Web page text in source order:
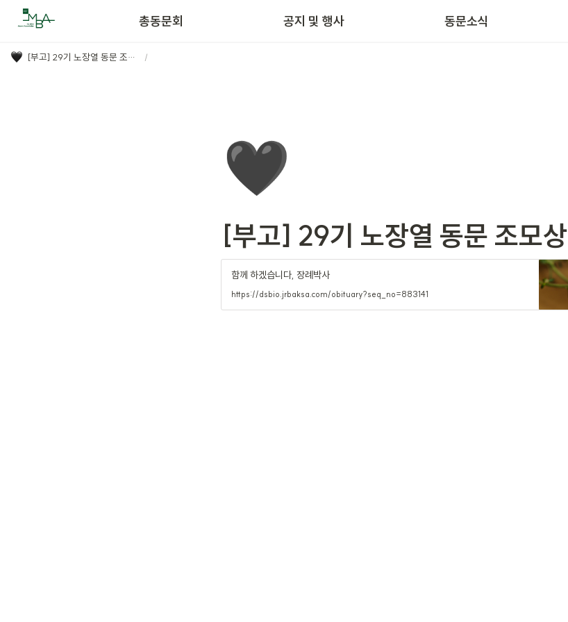
총동문회 공지 및 행사 동문소식
[부고] 29기 노장열 동문 조모상 /
운영조직
🖤
[부고] 29기 노장열 동문 조모상
함께 하겠습니다, 장례박사
https://dsbio.jrbaksa.com/obituary?seq_no=883141